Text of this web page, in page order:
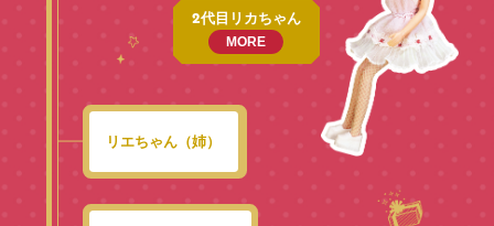
2代目リカちゃん
MORE
リエちゃん（姉）